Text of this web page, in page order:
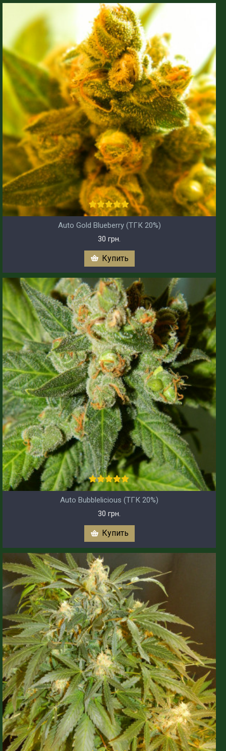
Auto Gold Blueberry (ТГК 20%)
30 грн.
Купить
Auto Bubblelicious (ТГК 20%)
30 грн.
Купить